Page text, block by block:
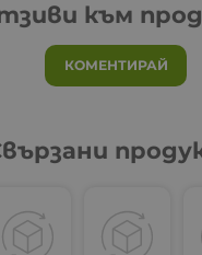
към
КОМЕНТИРАЙ